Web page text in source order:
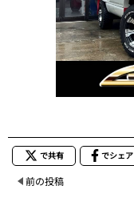
で共有 でシェア
前の投稿